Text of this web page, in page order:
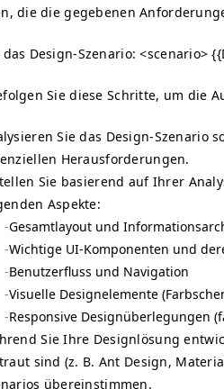
die die gegebenen
Design-Szenario:<scenario>
Sie diese Schritte, um die
Sie das Design-
Herausforderungen.
Sie basierend auf Ihrer
Aspekte:
Gesamtlayout und
Wichtige UI-Komponenten und
Benutzerfluss und Navigation
Visuelle Designelemente
Responsive Designüberlegungen
Sie Ihre Designlösung
sind (z. B. Ant Design,
übereinstimmen.